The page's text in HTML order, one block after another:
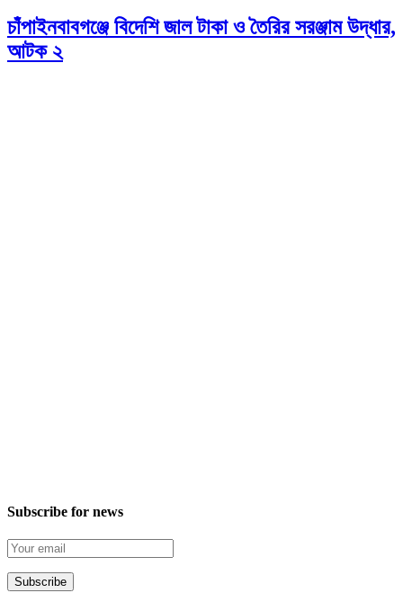
চাঁপাইনবাবগঞ্জে বিদেশি জাল টাকা ও তৈরির সরঞ্জাম উদ্ধার,
আটক ২
Subscribe for news